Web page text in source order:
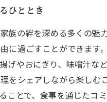
ひととき
族の絆を深める多くの
に過ごすことができま
げやおにぎり、味噌汁
をシェアしながら楽し
ことで、食事を通じたコ